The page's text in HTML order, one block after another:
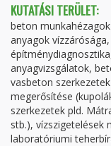
KUTATÁSI TERÜLET:
beton
anyagok
anyagvizsgálatok,
vasbeton
megerősítése
szerkezetek pld.
stb.), vízszigetelések
laboratóriumi